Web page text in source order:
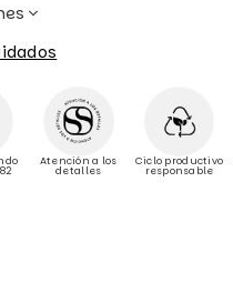
Atención a los
detalles
Ciclo productivo
responsable